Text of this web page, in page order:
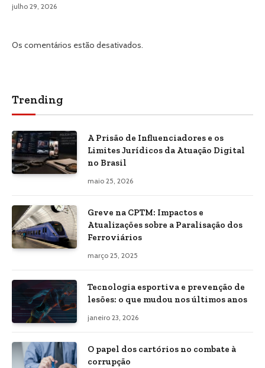
julho 29, 2026
Os comentários estão desativados.
Trending
A Prisão de Influenciadores e os
Limites Jurídicos da Atuação Digital
no Brasil
maio 25, 2026
Greve na CPTM: Impactos e
Atualizações sobre a Paralisação dos
Ferroviários
março 25, 2025
Tecnologia esportiva e prevenção de
lesões: o que mudou nos últimos anos
janeiro 23, 2026
O papel dos cartórios no combate à
corrupção